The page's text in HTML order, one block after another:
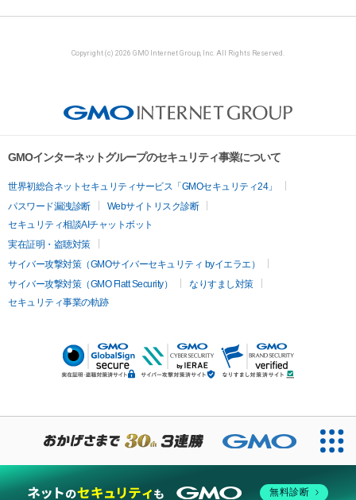
Copyright (c) 2026 GMO Internet Group, Inc. All Rights Reserved.
GMOインターネットグループのセキュリティ事業について
世界初総合ネットセキュリティサービス「GMOセキュリティ24」
パスワード漏洩診断
Webサイトリスク診断
セキュリティ相談AIチャットボット
実在証明・盗聴対策
サイバー攻撃対策（GMOサイバーセキュリティ byイエラエ）
サイバー攻撃対策（GMO Flatt Security）
なりすまし対策
セキュリティ事業の軌跡
無料診断